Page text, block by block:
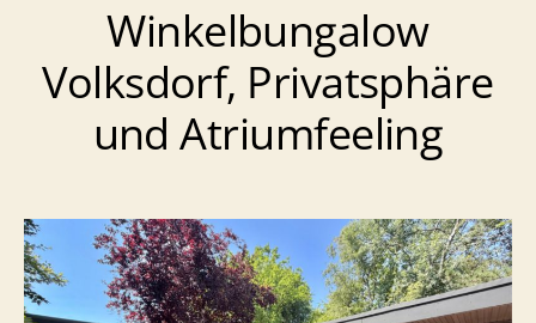
Winkelbungalow
Volksdorf, Privatsphäre
und Atriumfeeling